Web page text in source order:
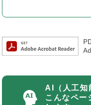
AI（人工知
こんなペー